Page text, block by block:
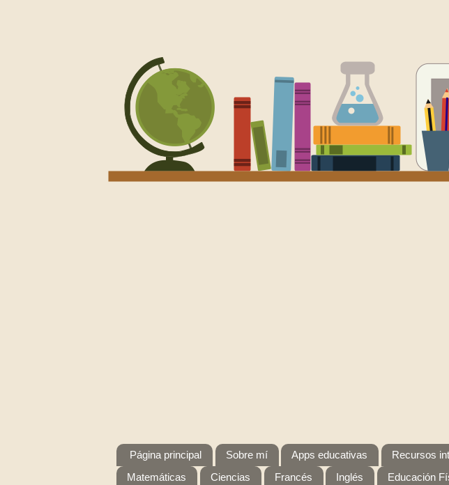
Página principal Sobre mí Apps educativas Recursos
Matemáticas
Ciencias Francés Inglés Educación